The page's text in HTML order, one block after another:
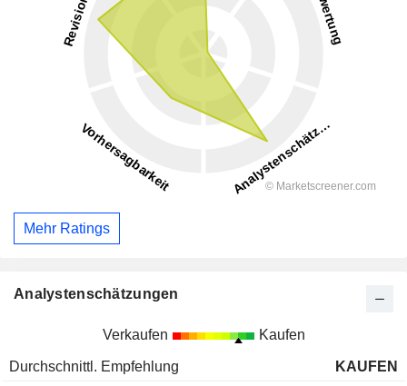
Mehr Ratings
Analystenschätzungen
Verkaufen Kaufen
Durchschnittl. Empfehlung
KAUFEN